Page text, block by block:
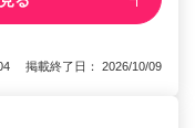
掲載終了日： 2026/10/09